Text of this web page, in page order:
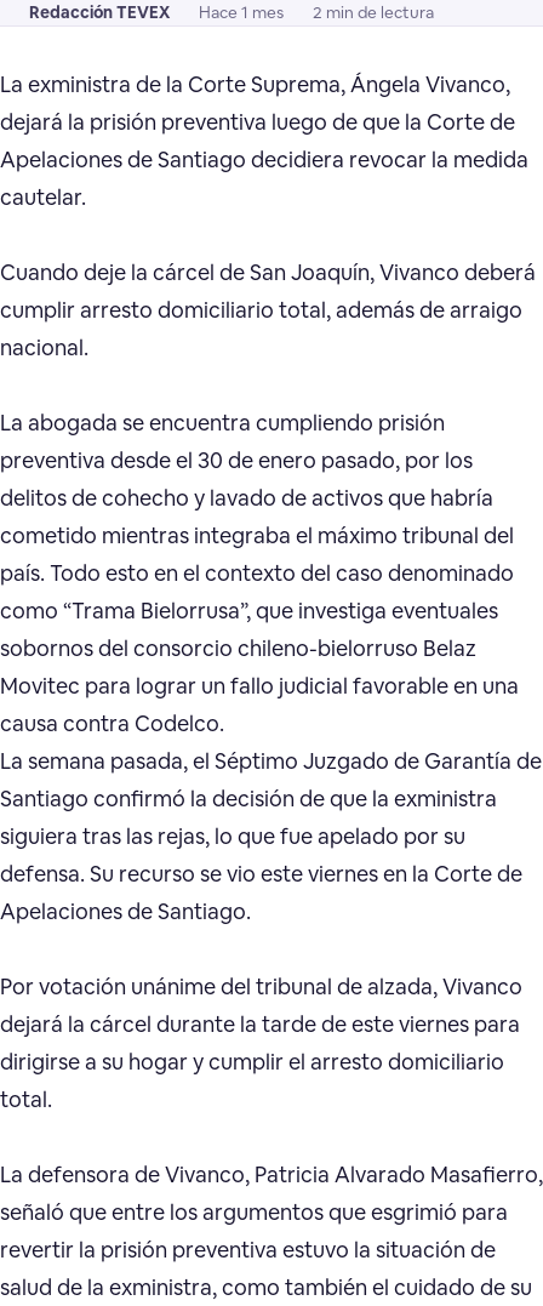
Redacción TEVEX Hace 1 mes 2 min de lectura
La exministra de la Corte Suprema, Ángela Vivanco,
dejará la prisión preventiva luego de que la Corte de
Apelaciones de Santiago decidiera revocar la medida
cautelar.
Cuando deje la cárcel de San Joaquín, Vivanco deberá
cumplir arresto domiciliario total, además de arraigo
nacional.
La abogada se encuentra cumpliendo prisión
preventiva desde el 30 de enero pasado, por los
delitos de cohecho y lavado de activos que habría
cometido mientras integraba el máximo tribunal del
país. Todo esto en el contexto del caso denominado
como “Trama Bielorrusa”, que investiga eventuales
sobornos del consorcio chileno-bielorruso Belaz
Movitec para lograr un fallo judicial favorable en una
causa contra Codelco.
La semana pasada, el Séptimo Juzgado de Garantía de
Santiago confirmó la decisión de que la exministra
siguiera tras las rejas, lo que fue apelado por su
defensa. Su recurso se vio este viernes en la Corte de
Apelaciones de Santiago.
Por votación unánime del tribunal de alzada, Vivanco
dejará la cárcel durante la tarde de este viernes para
dirigirse a su hogar y cumplir el arresto domiciliario
total.
La defensora de Vivanco, Patricia Alvarado Masafierro,
señaló que entre los argumentos que esgrimió para
revertir la prisión preventiva estuvo la situación de
salud de la exministra, como también el cuidado de su